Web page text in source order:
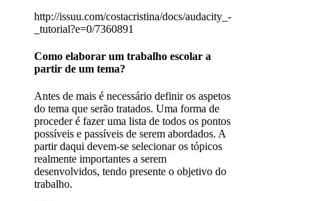
http://issuu.com/costacristina/docs/audacity_-
_tutorial?e=0/7360891
Como elaborar um trabalho escolar a
partir de um tema?
Antes de mais é necessário definir os aspetos
do tema que serão tratados. Uma forma de
proceder é fazer uma lista de todos os pontos
possíveis e passíveis de serem abordados. A
partir daqui devem-se selecionar os tópicos
realmente importantes a serem
desenvolvidos, tendo presente o objetivo do
trabalho.